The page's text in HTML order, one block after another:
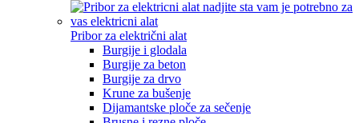
Pribor za električni alat
Burgije i glodala
Burgije za beton
Burgije za drvo
Krune za bušenje
Dijamantske ploče za sečenje